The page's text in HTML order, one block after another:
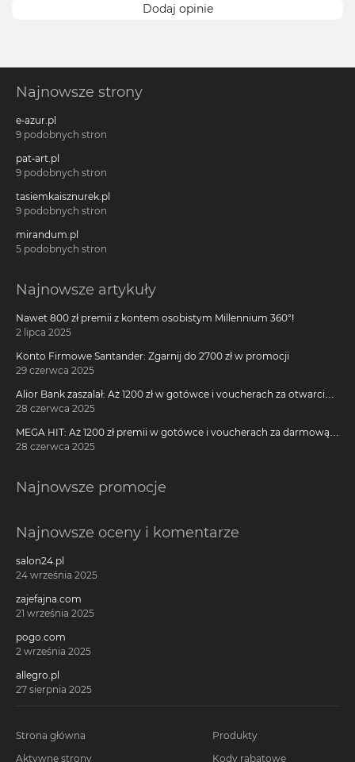
Dodaj opinie
Najnowsze strony
e-azur.pl
9 podobnych stron
pat-art.pl
9 podobnych stron
tasiemkaisznurek.pl
9 podobnych stron
mirandum.pl
5 podobnych stron
Najnowsze artykuły
Nawet 800 zł premii z kontem osobistym Millennium 360°!
2 lipca 2025
Konto Firmowe Santander: Zgarnij do 2700 zł w promocji
29 czerwca 2025
Alior Bank zaszalał: Aż 1200 zł w gotówce i voucherach za otwarcie
darmowego konta!
28 czerwca 2025
MEGA HIT: Aż 1200 zł premii w gotówce i voucherach za darmową
kartę kredytową Citi Simplicity
28 czerwca 2025
Najnowsze promocje
Najnowsze oceny i komentarze
salon24.pl
24 września 2025
zajefajna.com
21 września 2025
pogo.com
2 września 2025
allegro.pl
27 sierpnia 2025
Strona główna
Aktywne strony
Produkty
Kody rabatowe